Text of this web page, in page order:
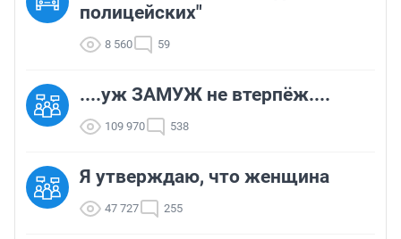
полицейских"
8 560 59
....уж ЗАМУЖ не втерпёж....
109 970 538
Я утверждаю, что женщина
47 727 255